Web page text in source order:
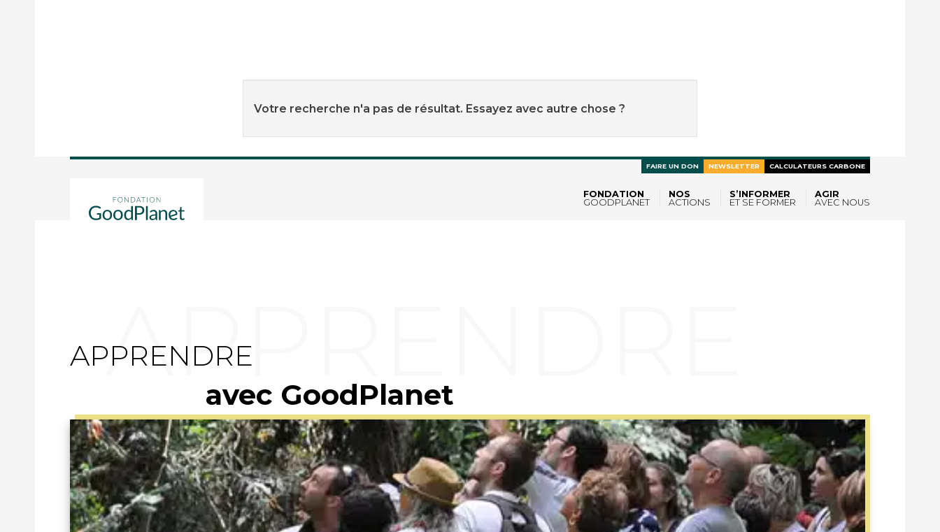
FONDATION
GOODPLANET
NOS
ACTIONS
S’INFORMER
ET SE FORMER
AGIR
AVEC NOUS
FAIRE UN DON NEWSLETTER CALCULATEURS CARBONE
Votre recherche n'a pas de résultat. Essayez avec autre chose ?
APPRENDRE
avec GoodPlanet